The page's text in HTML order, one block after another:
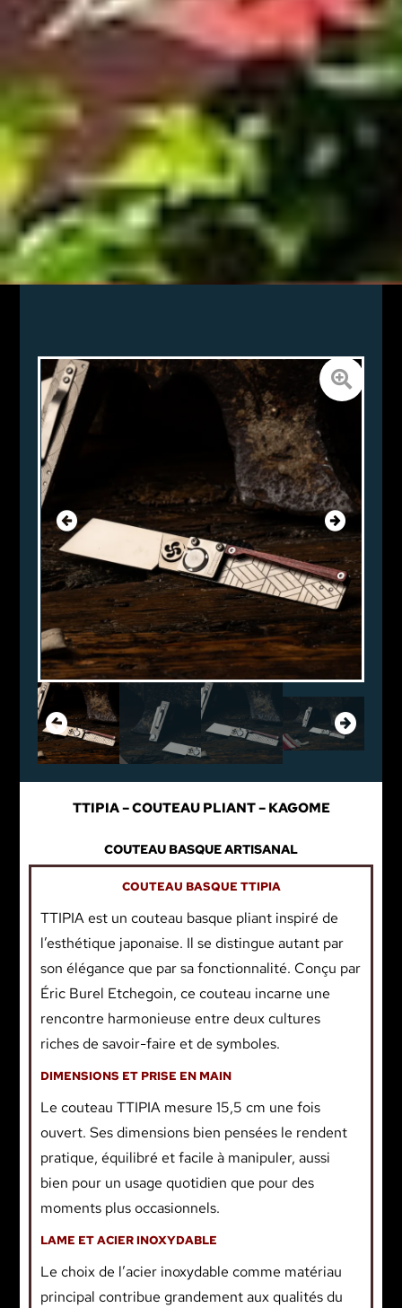
TTIPIA – COUTEAU PLIANT – KAGOME
COUTEAU BASQUE ARTISANAL
COUTEAU BASQUE TTIPIA
TTIPIA est un couteau basque pliant inspiré de
l’esthétique japonaise. Il se distingue autant par
son élégance que par sa fonctionnalité. Conçu par
Éric Burel Etchegoin, ce couteau incarne une
rencontre harmonieuse entre deux cultures
riches de savoir-faire et de symboles.
DIMENSIONS ET PRISE EN MAIN
Le couteau TTIPIA mesure 15,5 cm une fois
ouvert. Ses dimensions bien pensées le rendent
pratique, équilibré et facile à manipuler, aussi
bien pour un usage quotidien que pour des
moments plus occasionnels.
LAME ET ACIER INOXYDABLE
Le choix de l’acier inoxydable comme matériau
principal contribue grandement aux qualités du